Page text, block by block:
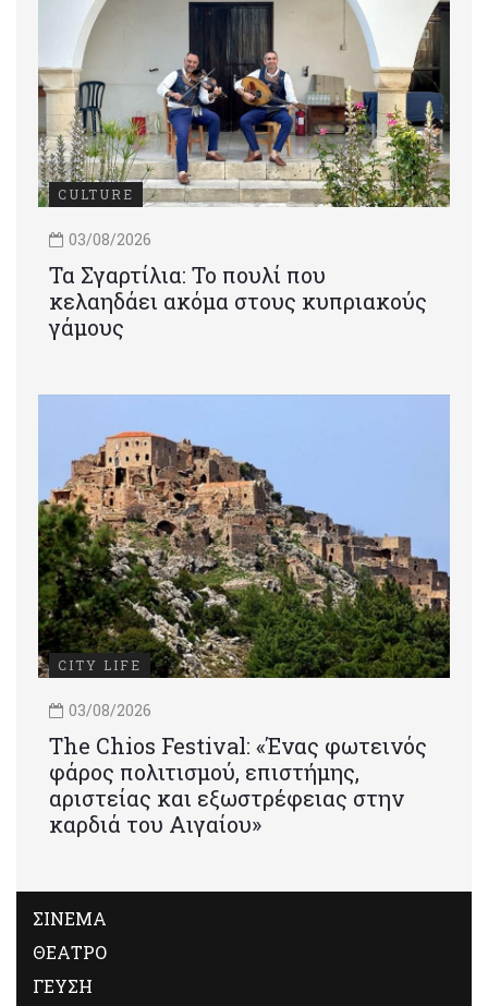
CULTURE
03/08/2026
Τα Σγαρτίλια: Το πουλί που
κελαηδάει ακόμα στους κυπριακούς
γάμους
CITY LIFE
03/08/2026
Τhe Chios Festival: «Ένας φωτεινός
φάρος πολιτισμού, επιστήμης,
αριστείας και εξωστρέφειας στην
καρδιά του Αιγαίου»
ΣΙΝΕΜΑ
ΘΕΑΤΡΟ
ΓΕΥΣΗ